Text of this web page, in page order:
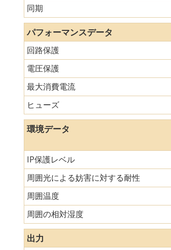
同期
パフォーマンスデータ
回路保護
電圧保護
最大消費電流
ヒューズ
環境データ
IP保護レベル
周囲光による妨害に対する耐性
周囲温度
周囲の相対湿度
出力